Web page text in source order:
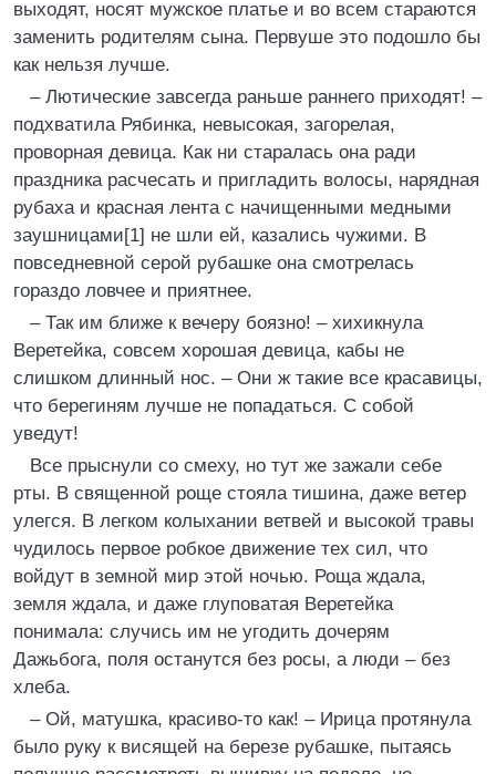
выходят, носят мужское платье и во всем стараются
заменить родителям сына. Первуше это подошло бы
как нельзя лучше.
– Лютические завсегда раньше раннего приходят! –
подхватила Рябинка, невысокая, загорелая,
проворная девица. Как ни старалась она ради
праздника расчесать и пригладить волосы, нарядная
рубаха и красная лента с начищенными медными
заушницами[1] не шли ей, казались чужими. В
повседневной серой рубашке она смотрелась
гораздо ловчее и приятнее.
– Так им ближе к вечеру боязно! – хихикнула
Веретейка, совсем хорошая девица, кабы не
слишком длинный нос. – Они ж такие все красавицы,
что берегиням лучше не попадаться. С собой
уведут!
Все прыснули со смеху, но тут же зажали себе
рты. В священной роще стояла тишина, даже ветер
улегся. В легком колыхании ветвей и высокой травы
чудилось первое робкое движение тех сил, что
войдут в земной мир этой ночью. Роща ждала,
земля ждала, и даже глуповатая Веретейка
понимала: случись им не угодить дочерям
Дажьбога, поля останутся без росы, а люди – без
хлеба.
– Ой, матушка, красиво-то как! – Ирица протянула
было руку к висящей на березе рубашке, пытаясь